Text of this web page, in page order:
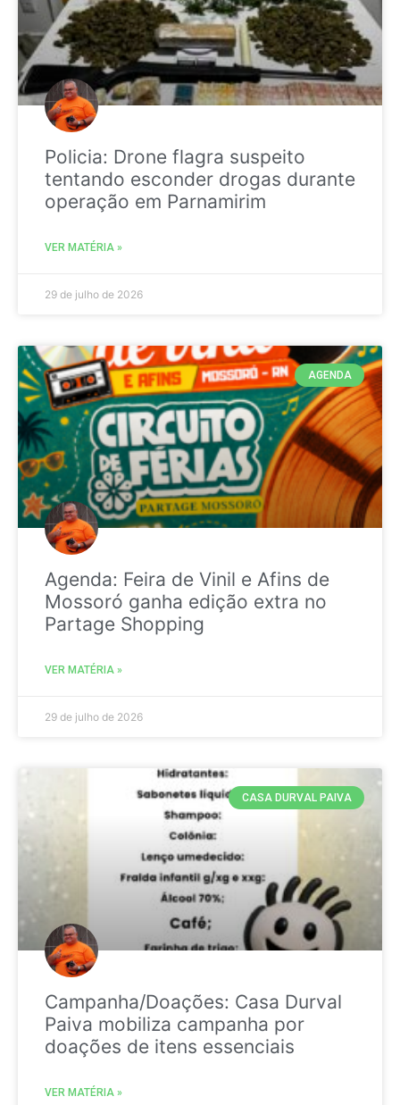
Policia: Drone flagra suspeito
tentando esconder drogas durante
operação em Parnamirim
VER MATÉRIA »
29 de julho de 2026
AGENDA
Agenda: Feira de Vinil e Afins de
Mossoró ganha edição extra no
Partage Shopping
VER MATÉRIA »
29 de julho de 2026
CASA DURVAL PAIVA
Campanha/Doações: Casa Durval
Paiva mobiliza campanha por
doações de itens essenciais
VER MATÉRIA »